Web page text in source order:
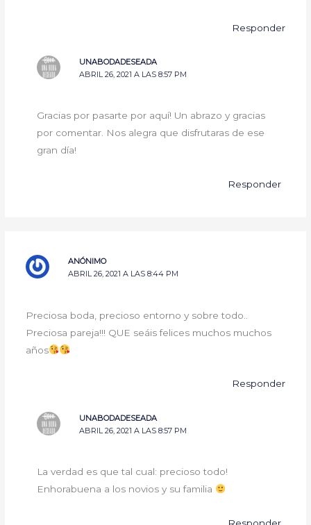
Responder
UNABODADESEADA
ABRIL 26, 2021 A LAS 8:57 PM
Gracias por pasarte por aquí! Un abrazo y gracias
por comentar. Nos alegra que disfrutaras de ese
gran día!
Responder
ANÓNIMO
ABRIL 26, 2021 A LAS 8:44 PM
Preciosa boda, precioso entorno y sobre todo..
Preciosa pareja!!! QUE seáis felices muchos muchos
años
Responder
UNABODADESEADA
ABRIL 26, 2021 A LAS 8:57 PM
La verdad es que tal cual: precioso todo!
Enhorabuena a los novios y su familia